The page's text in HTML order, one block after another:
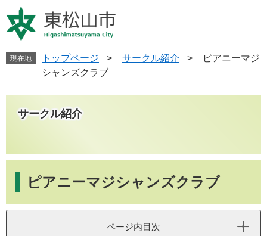
ー
ジ
す
ニ
ュ
し
現在地 トップページ > サークル紹介 >
ピアニーマジ
シャンズクラブ
サークル紹介
ピアニーマジシャンズクラブ
ページ内目次